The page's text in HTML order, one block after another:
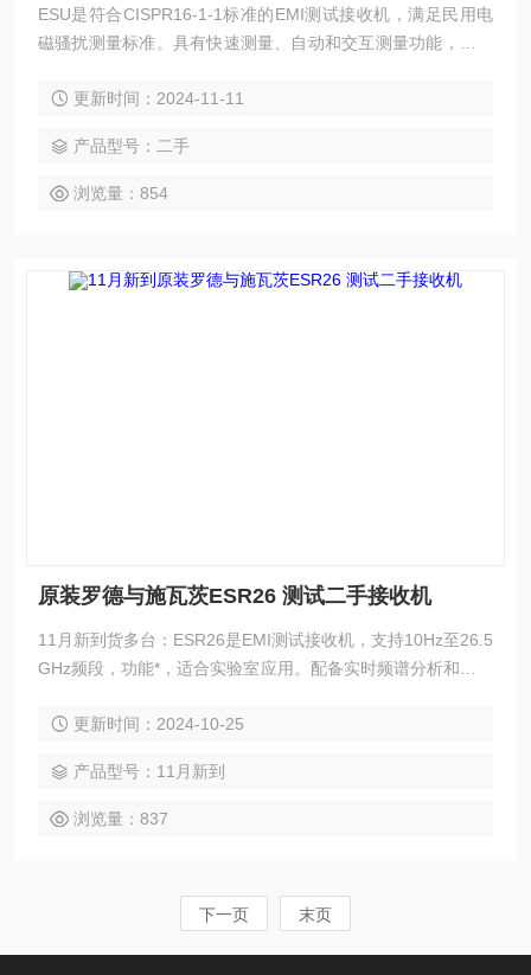
ESU是符合CISPR16-1-1标准的EMI测试接收机，满足民用电
磁骚扰测量标准。具有快速测量、自动和交互测量功能，支持
功能，频率范围广泛，适用于不同场景。 租售罗德与施瓦茨E
茨ESU26接收机
更新时间：2024-11-11
产品型号：二手
浏览量：854
原装罗德与施瓦茨ESR26 测试二手接收机
11月新到货多台：ESR26是EMI测试接收机，支持10Hz至26.5
GHz频段，功能*，适合实验室应用。配备实时频谱分析和诊断
种标准，具有高精度和动态范围，集成预选滤波器和前置放大
更新时间：2024-10-25
产品型号：11月新到
浏览量：837
下一页 末页